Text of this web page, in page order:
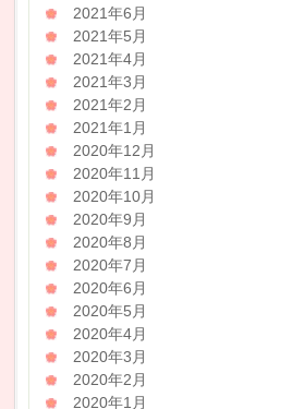
2021年6月
2021年5月
2021年4月
2021年3月
2021年2月
2021年1月
2020年12月
2020年11月
2020年10月
2020年9月
2020年8月
2020年7月
2020年6月
2020年5月
2020年4月
2020年3月
2020年2月
2020年1月